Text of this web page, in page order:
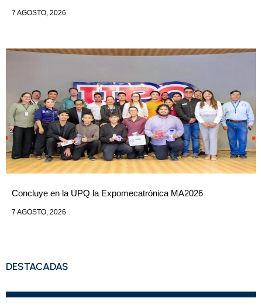
7 AGOSTO, 2026
Concluye en la UPQ la Expomecatrónica MA2026
7 AGOSTO, 2026
DESTACADAS